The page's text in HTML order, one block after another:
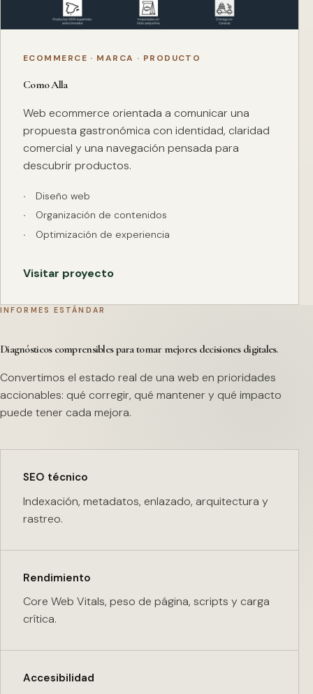
ECOMMERCE · MARCA · PRODUCTO
Como Alla
Web ecommerce orientada a comunicar una
propuesta gastronómica con identidad, claridad
comercial y una navegación pensada para
descubrir productos.
Diseño web
Organización de contenidos
Optimización de experiencia
Visitar proyecto
INFORMES ESTÁNDAR
Diagnósticos comprensibles para tomar mejores decisiones digitales.
Convertimos el estado real de una web en prioridades
accionables: qué corregir, qué mantener y qué impacto
puede tener cada mejora.
SEO técnico
Indexación, metadatos, enlazado, arquitectura y
rastreo.
Rendimiento
Core Web Vitals, peso de página, scripts y carga
crítica.
Accesibilidad